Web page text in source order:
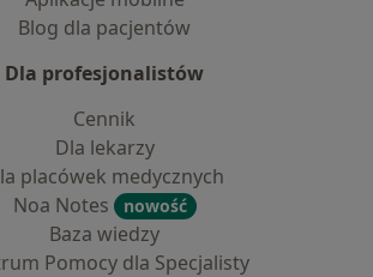
Blog dla pacjentów
Dla profesjonalistów
Cennik
Dla lekarzy
placówek medycznych
Noa Notes
nowość
Baza wiedzy
Pomocy dla Specjalisty